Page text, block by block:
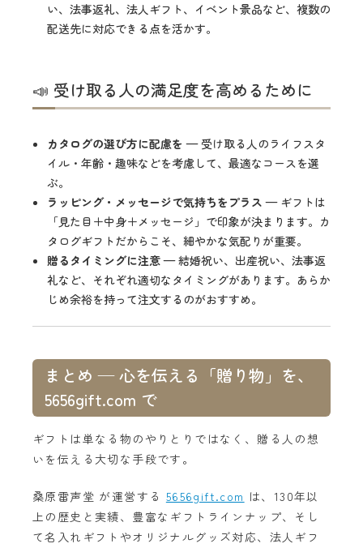
い、法事返礼、法人ギフト、イベント景品など、複数の
配送先に対応できる点を活かす。
📣 受け取る人の満足度を高めるために
カタログの選び方に配慮を — 受け取る人のライフスタ
イル・年齢・趣味などを考慮して、最適なコースを選
ぶ。
ラッピング・メッセージで気持ちをプラス — ギフトは
「見た目＋中身＋メッセージ」で印象が決まります。カ
タログギフトだからこそ、細やかな気配りが重要。
贈るタイミングに注意— 結婚祝い、出産祝い、法事返
礼など、それぞれ適切なタイミングがあります。あらか
じめ余裕を持って注文するのがおすすめ。
まとめ — 心を伝える「贈り物」を、
5656gift.com で
ギフトは単なる物のやりとりではなく、贈る人の想
いを伝える大切な手段です。
桑原雷声堂 が運営する 5656gift.com は、130年以
上の歴史と実績、豊富なギフトラインナップ、そし
て名入れギフトやオリジナルグッズ対応、法人ギフ